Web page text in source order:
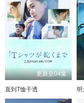
更新至04集
直到T恤干透 明